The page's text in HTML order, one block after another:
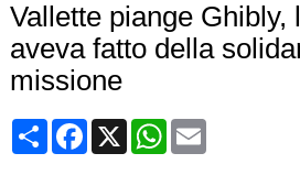
Vallette piange Ghibly,
aveva fatto della
missione
CondividiFacebook
X WhatsApp
Email